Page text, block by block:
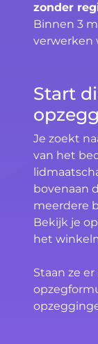
zonder
Binnen 3
verwerken
Start
Je zoekt
van het
bovenaan
meerdere
Bekijk je
het
Staan ze